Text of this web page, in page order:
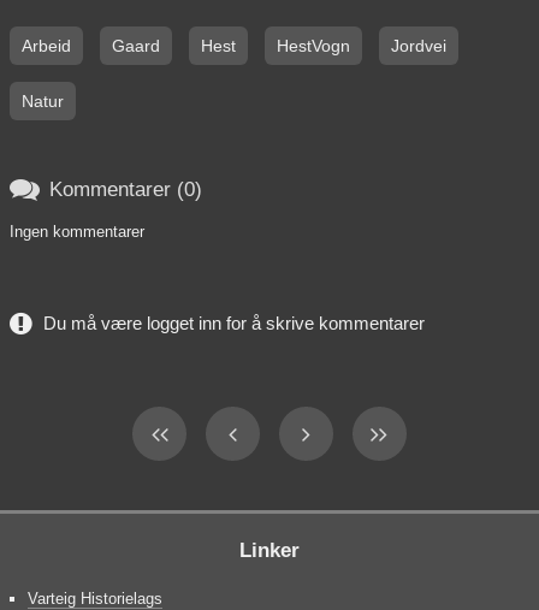
Arbeid Gaard Hest HestVogn Jordvei
Natur
 Kommentarer (0)
Ingen kommentarer
Du må være logget inn for å skrive kommentarer
Linker
Varteig Historielags